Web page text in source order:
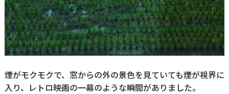
煙がモクモクで、窓からの外の景色を見ていても煙が視界に
入り、レトロ映画の一幕のような瞬間がありました。